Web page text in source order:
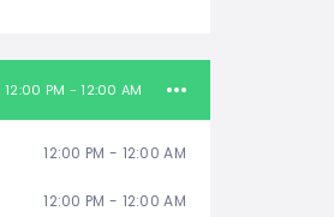
12:00 PM - 12:00 AM
12:00 PM - 12:00 AM
12:00 PM - 12:00 AM